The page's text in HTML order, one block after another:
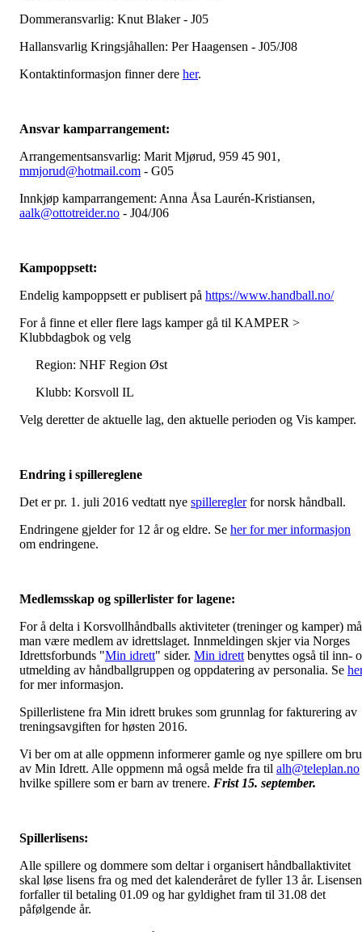
Dommeransvarlig: Knut Blaker - J05
Hallansvarlig Kringsjåhallen: Per Haagensen - J05/J08
Kontaktinformasjon finner dere her.
Ansvar kamparrangement:
Arrangementsansvarlig: Marit Mjørud, 959 45 901,
mmjorud@hotmail.com - G05
Innkjøp kamparrangement: Anna Åsa Laurén-Kristiansen,
aalk@ottotreider.no - J04/J06
Kampoppsett:
Endelig kampoppsett er publisert på https://www.handball.no/
For å finne et eller flere lags kamper gå til KAMPER >
Klubbdagbok og velg
Region: NHF Region Øst
Klubb: Korsvoll IL
Velg deretter de aktuelle lag, den aktuelle perioden og Vis kamper.
Endring i spillereglene
Det er pr. 1. juli 2016 vedtatt nye spillereglerfor norsk håndball.
Endringene gjelder for 12 år og eldre. Se her for mer informasjon
om endringene.
Medlemsskap og spillerlister for lagene:
For å delta i Korsvollhåndballs aktiviteter (treninger og kamper) må
man være medlem av idrettslaget. Innmeldingen skjer via Norges
Idrettsforbunds "Min idrett" sider. Min idrett benyttes også til inn-
utmelding av håndballgruppen og oppdatering av personalia. Se
for mer informasjon.
Spillerlistene fra Min idrett brukes som grunnlag for fakturering av
treningsavgiften for høsten 2016.
Vi ber om at alle oppmenn informerer gamle og nye spillere om
av Min Idrett. Alle oppmenn må også melde fra til alh@teleplan.no
hvilke spillere som er barn av trenere. Frist 15. september.
Spillerlisens:
Alle spillere og dommere som deltar i organisert håndballaktivitet
skal løse lisens fra og med det kalenderåret de fyller 13 år. Lisensen
forfaller til betaling 01.09 og har gyldighet fram til 31.08 det
påfølgende år.